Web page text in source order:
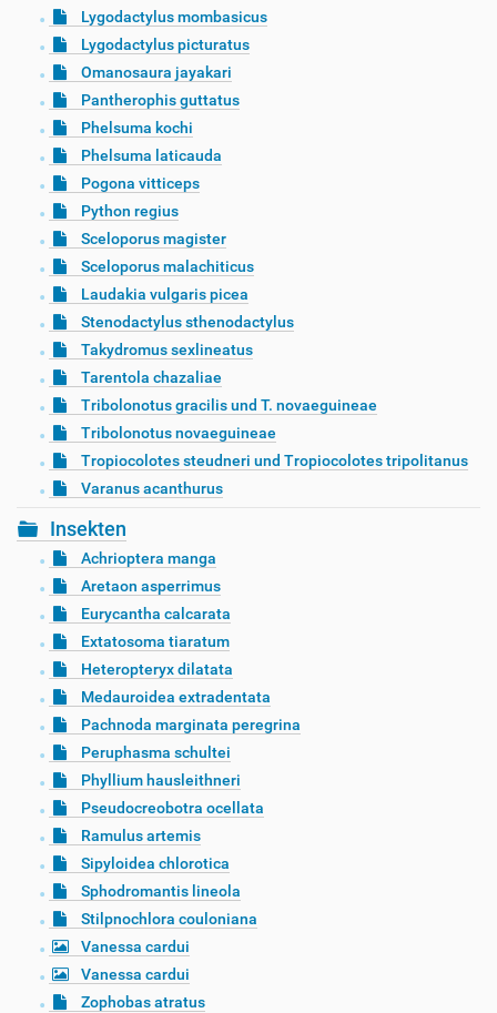
Lygodactylus mombasicus
Lygodactylus picturatus
Omanosaura jayakari
Pantherophis guttatus
Phelsuma kochi
Phelsuma laticauda
Pogona vitticeps
Python regius
Sceloporus magister
Sceloporus malachiticus
Laudakia vulgaris picea
Stenodactylus sthenodactylus
Takydromus sexlineatus
Tarentola chazaliae
Tribolonotus gracilis und T. novaeguineae
Tribolonotus novaeguineae
Tropiocolotes steudneri und Tropiocolotes tripolitanus
Varanus acanthurus
Insekten
Achrioptera manga
Aretaon asperrimus
Eurycantha calcarata
Extatosoma tiaratum
Heteropteryx dilatata
Medauroidea extradentata
Pachnoda marginata peregrina
Peruphasma schultei
Phyllium hausleithneri
Pseudocreobotra ocellata
Ramulus artemis
Sipyloidea chlorotica
Sphodromantis lineola
Stilpnochlora couloniana
Vanessa cardui
Vanessa cardui
Zophobas atratus